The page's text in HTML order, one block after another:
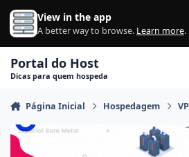
Ir para conteúdo
View in the app
A better way to browse. Learn more.
Portal do Host
Dicas para quem hospeda
Página Inicial Hospedagem